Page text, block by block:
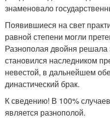
знаменовало
Появившиеся на свет
равной степени могли
Разнополая двойня
становился наследником
невестой, в дальнейшем
династический брак.
К сведению! В 100%
является разнополой.